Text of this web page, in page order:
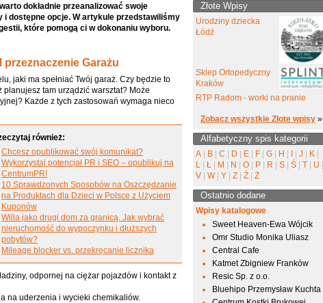
dokładnie przeanalizować swoje
i dostępne opcje. W artykule przedstawiliśmy
które pomogą ci w dokonaniu wyboru.
przeznaczenie Garażu
jaki ma spełniać Twój garaż. Czy będzie to
tam urządzić warsztat? Może
Każde z tych zastosowań wymaga nieco
również:
Chcesz opublikować swój komunikat?
Wykorzystaj potencjał PR i SEO – opublikuj na
CentrumPR!
10 Sprawdzonych Sposobów na Oszczędzanie
na Produktach dla Dzieci w Polsce z Użyciem
Kuponów
Willa jako drugi dom za granicą. Jak wybrać
nieruchomość do wypoczynku i dłuższych
pobytów?
Mileage blocker vs. przekręcanie licznika
odpornej na ciężar pojazdów i kontakt z
na uderzenia i wycieki chemikaliów.
Złote Wpisy
Urodziny dziecka
Łódź
Sklep Ortopedyczny
Kraków
RTP Radom - worki na pranie
Zobacz wszystkie Złote wpisy »
Alfabetyczny spis kategorii
A B C D E F G H J K
L
Ł M N O P R S Ś T U
V
W Y Z Ź Ż
Ostatnio dodane
Wpisy katalogowe
Sweet Heaven-Ewa Wójcik
Omr Studio Monika Uliasz
Central Cafe
Katmet Zbigniew Franków
Resic Sp. z o.o.
Bluehipo Przemysław Kuchta